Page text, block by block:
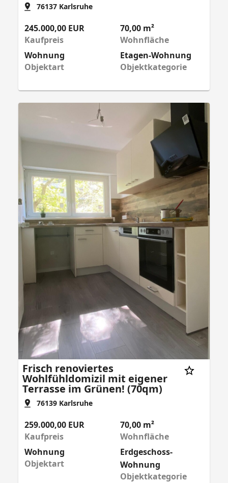
76137 Karlsruhe
245.000,00 EUR
Kaufpreis
70,00 m²
Wohnfläche
Wohnung
Objektart
Etagen-Wohnung
Objektkategorie
Frisch renoviertes
Wohlfühldomizil mit eigener
Terrasse im Grünen! (70qm)
76139 Karlsruhe
259.000,00 EUR
Kaufpreis
70,00 m²
Wohnfläche
Wohnung
Objektart
Erdgeschoss-
Wohnung
Objektkategorie